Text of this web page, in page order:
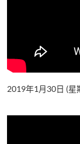
2019年1月30日 (星